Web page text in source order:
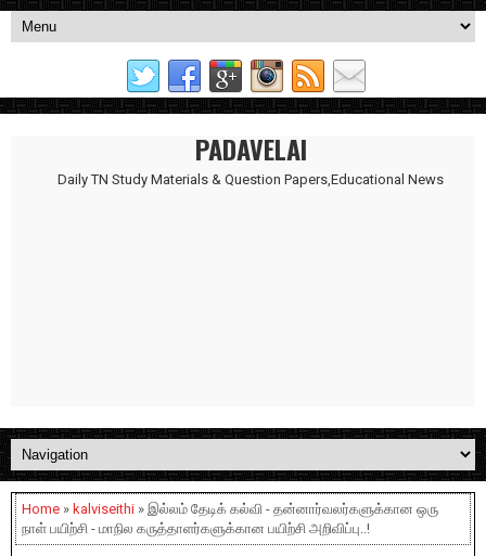
PADAVELAI
Daily TN Study Materials & Question Papers,Educational News
Home » kalviseithi » இல்லம் தேடிக் கல்வி - தன்னார்வலர்களுக்கான ஒரு
நாள் பயிற்சி - மாநில கருத்தாளர்களுக்கான பயிற்சி அறிவிப்பு..!